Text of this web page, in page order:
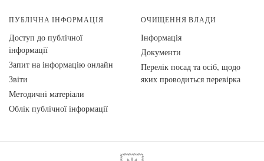
ПУБЛІЧНА ІНФОРМАЦІЯ
Доступ до публічної
інформації
Запит на інформацію онлайн
Звіти
Методичні матеріали
Облік публічної інформації
ОЧИЩЕННЯ ВЛАДИ
Інформація
Документи
Перелік посад та осіб, щодо
яких проводиться перевірка